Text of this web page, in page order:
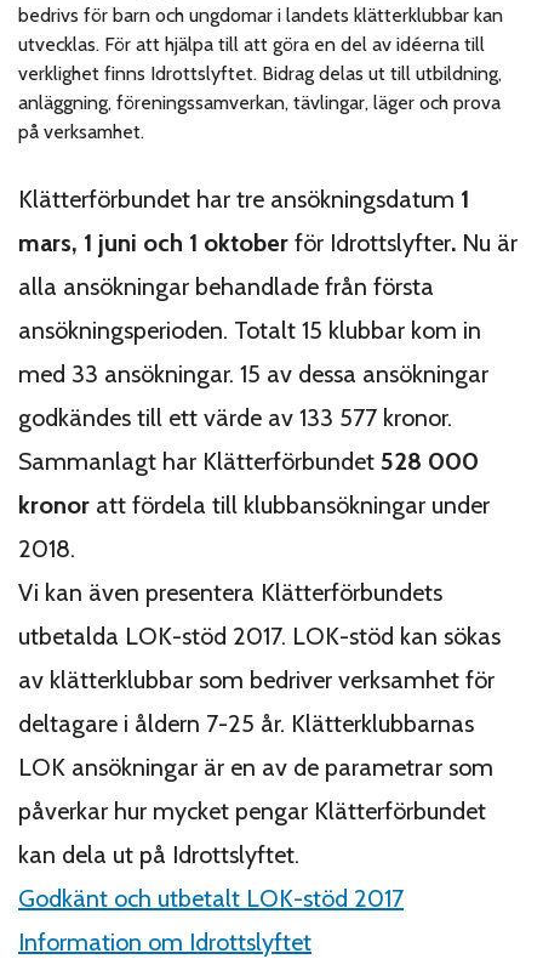
bedrivs för barn och ungdomar i landets klätterklubbar kan
utvecklas. För att hjälpa till att göra en del av idéerna till
verklighet finns Idrottslyftet. Bidrag delas ut till utbildning,
anläggning, föreningssamverkan, tävlingar, läger och prova
på verksamhet.
Klätterförbundet har tre ansökningsdatum 1
mars, 1 juni och 1 oktober för Idrottslyfter. Nu är
alla ansökningar behandlade från första
ansökningsperioden. Totalt 15 klubbar kom in
med 33 ansökningar. 15 av dessa ansökningar
godkändes till ett värde av 133 577 kronor.
Sammanlagt har Klätterförbundet 528 000
kronor att fördela till klubbansökningar under
2018.
Vi kan även presentera Klätterförbundets
utbetalda LOK-stöd 2017. LOK-stöd kan sökas
av klätterklubbar som bedriver verksamhet för
deltagare i åldern 7-25 år. Klätterklubbarnas
LOK ansökningar är en av de parametrar som
påverkar hur mycket pengar Klätterförbundet
kan dela ut på Idrottslyftet.
Godkänt och utbetalt LOK-stöd 2017
Information om Idrottslyftet